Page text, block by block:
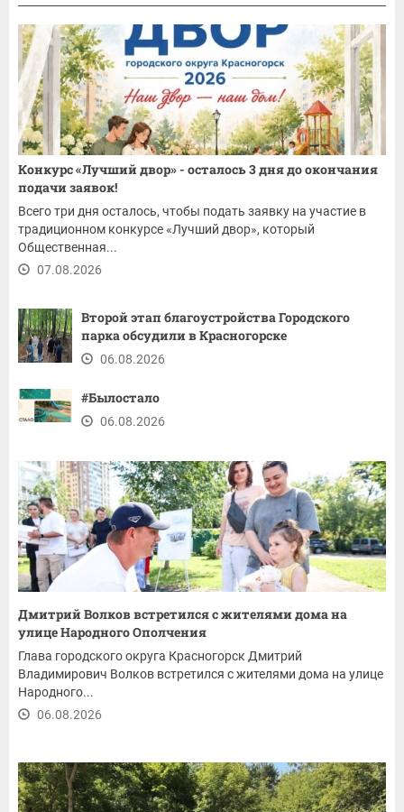
Конкурс «Лучший двор» - осталось 3 дня до окончания
подачи заявок!
Всего три дня осталось, чтобы подать заявку на участие в
традиционном конкурсе «Лучший двор», который
Общественная...
07.08.2026
Второй этап благоустройства Городского
парка обсудили в Красногорске
06.08.2026
#Былостало
06.08.2026
Дмитрий Волков встретился с жителями дома на
улице Народного Ополчения
Глава городского округа Красногорск Дмитрий
Владимирович Волков встретился с жителями дома на улице
Народного...
06.08.2026